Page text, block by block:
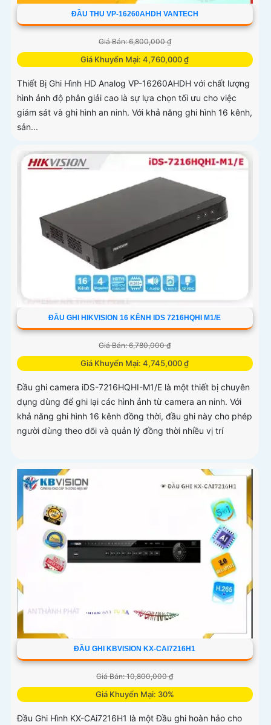
ĐẦU THU VP-16260AHDH VANTECH
Giá Bán: 6,800,000 ₫
Giá Khuyến Mại: 4,760,000 ₫
Thiết Bị Ghi Hình HD Analog VP-16260AHDH với chất lượng
hình ảnh độ phân giải cao là sự lựa chọn tối ưu cho việc
giám sát và ghi hình an ninh. Với khả năng ghi hình 16 kênh,
sản...
ĐẦU GHI HIKVISION 16 KÊNH IDS 7216HQHI M1/E
Giá Bán: 6,780,000 ₫
Giá Khuyến Mại: 4,745,000 ₫
Đầu ghi camera iDS-7216HQHI-M1/E là một thiết bị chuyên
dụng dùng để ghi lại các hình ảnh từ camera an ninh. Với
khả năng ghi hình 16 kênh đồng thời, đầu ghi này cho phép
người dùng theo dõi và quản lý đồng thời nhiều vị trí
ĐẦU GHI KBVISION KX-CAI7216H1
Giá Bán: 10,800,000 ₫
Giá Khuyến Mại: 30%
Đầu Ghi Hình KX-CAi7216H1 là một Đầu ghi hoàn hảo cho